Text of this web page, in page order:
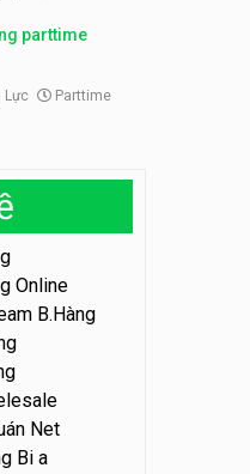
viên bán hàng
THÁI LAN
viên tư vấn bán
bánh ngọt
ngọt
viên văn phòng
viên pha chế,
parttime
Lực Parttime
Online
B.Hàng
Net
Bi a